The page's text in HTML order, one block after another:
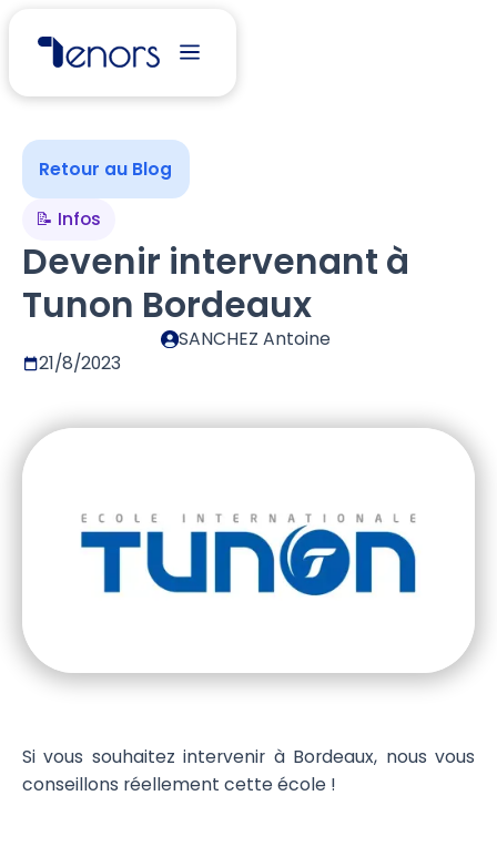
Retour au Blog
📝 Infos
Devenir intervenant à
Tunon Bordeaux
SANCHEZ Antoine
21/8/2023
Si vous souhaitez intervenir à Bordeaux, nous vous
conseillons réellement cette école !